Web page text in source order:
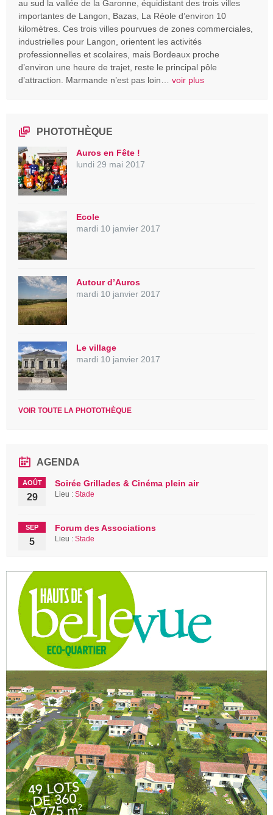
au sud la vallée de la Garonne, équidistant des trois villes
importantes de Langon, Bazas, La Réole d’environ 10
kilomètres. Ces trois villes pourvues de zones commerciales,
industrielles pour Langon, orientent les activités
professionnelles et scolaires, mais Bordeaux proche
d’environ une heure de trajet, reste le principal pôle
d’attraction. Marmande n’est pas loin… voir plus
PHOTOTHÈQUE
Auros en Fête !
lundi 29 mai 2017
Ecole
mardi 10 janvier 2017
Autour d’Auros
mardi 10 janvier 2017
Le village
mardi 10 janvier 2017
VOIR TOUTE LA PHOTOTHÈQUE
AGENDA
AOÛT
29
Soirée Grillades & Cinéma plein air
Lieu : Stade
SEP
5
Forum des Associations
Lieu : Stade